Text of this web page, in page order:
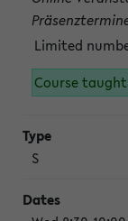
Limited
Course
S